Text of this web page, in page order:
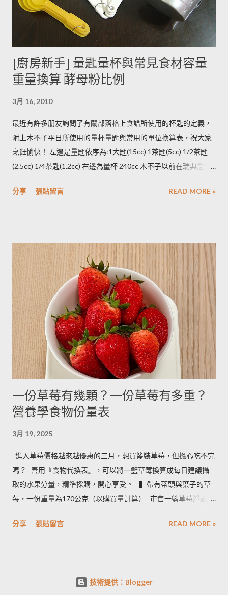
薯應該如何正確儲藏？ 1. 放在陰暗角落避免受光線照射持續增加
生物鹼。 2. 別放進冰箱冷藏，低溫冷藏儲存過的馬鈴薯，切開後
烹煮變黑的情形較常溫儲存的馬鈴薯嚴重。 2014/12/12修正，
木不子誤解《食物與廚藝 蔬果、香料、穀物》 P82~85的文字
意義，請大家掠過這段說法。自己的經驗是冰過的馬鈴薯煮完比
較容易發黑，但是目前還找不到相關的原因。歡迎大家提供。 3.
淨蒸熟，接著再依據料理需求切塊或壓泥分裝，送入冷凍庫冷
凍。必須注意的是，在馬鈴薯冷凍的過程，水分會與澱粉脫離，
所以解凍馬鈴薯塊時馬鈴薯會出水，不同的馬鈴薯品種，出水程
度不同，可依料理需求選擇；冷凍庫的幸福生活提案一書提到：
將馬鈴薯壓成泥，可以改善馬鈴薯解凍後水水軟軟的狀態。木不
被附近的馬鈴薯泥吸收。 2014/12/12補充from Patty： 1.新鮮現
落擺放三個月。...
[廚房新手] 量匙量杯與常見食材容量
重量換算 酵母粉比例
3月 16, 2010
最近有許多朋友詢問了有關部落格上食譜所使用的杯匙的定義，
附上木不子平日所使用的量杯量匙與常用的單位換算表，祝大家
烹飪愉快！ 左邊是量匙依序為:1大匙(15cc) 1茶匙(5cc) 1/2茶匙
(2.5cc) 1/4茶匙(1.2cc) 右邊為量杯 240cc 木不子以前在瑞典念書
用材料容量重量換算表 名稱 1 小匙 (1t) 1 大匙(1T) 1 杯(1cup)
3.9g --------- --------- 可可粉 2g 6g 80g 乾酵母 3.3g 10g --------- 吉
利丁粉 3.3g 10g 細鹽 4.3g 13g ---------- 細砂糖 4g 13g 170g 粗砂
糖 4g 13g 170g 糖粉 2g 6g 100g 蜂蜜 7g 22g 290g 沙拉油 4g
14g 190g 鮮奶油 5g 15g 200g 奶油 4.5g 14g 205g 酥油 4g 13g
180g 牛奶 6g 17g 210g 煉乳 6g 17.5g 240g 優格 5g 15g 210g 清
水 5g 15g 200g 可可粉 2g 6g 80g 即溶咖啡 2g 6g 70g 葡萄乾 ----
- ------- 170g 引用自 Mami的魔法廚房 ...
分享 張貼留言 READ MORE »
一份草莓有幾顆？一份草莓有多重？
營養學食物份量表
3月 19, 2025
進入草莓價格越來越優惠的三月，想買籃裝草莓，但擔心吃不完
嗎？ ​ 善用『食物代換表』，可以將一籃草莓換算成每日建議攝
取的水果分量，精準採購，開心享受。 ​ ​ ▍帶有蒂頭與葉子的草
莓，一份重量為170公克（以購買量計算） ​ 市售一籃草莓淨重為
損傷、撞傷等狀況） ​ • 1500 × 0.95 ÷ 170＝8.3 約可提供８份水
家三口：３天內即可享用完畢 • 一家二口：５天內即可享用完畢
分享 張貼留言 READ MORE »
技術提供：Blogger